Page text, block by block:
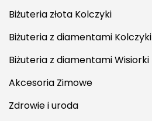
Biżuteria złota Kolczyki
Biżuteria z diamentami Kolczyki
Biżuteria z diamentami Wisiorki
Akcesoria Zimowe
Zdrowie i uroda